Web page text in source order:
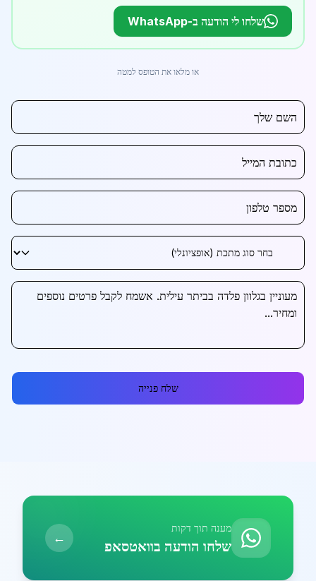
שלחו לי הודעה ב-WhatsApp
או מלאו את הטופס למטה
שלח פנייה
מענה תוך דקות
שלחו הודעה בוואטסאפ ←